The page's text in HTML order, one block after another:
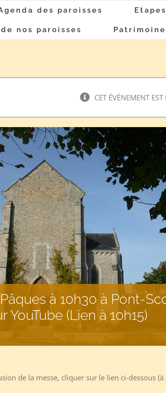
des paroisses
nos paroisses
CET ÉVÈNEMENT EST
à 10h30 à Pont-
YouTube (Lien à 10h15)
de la messe, cliquer sur le lien ci-dessous